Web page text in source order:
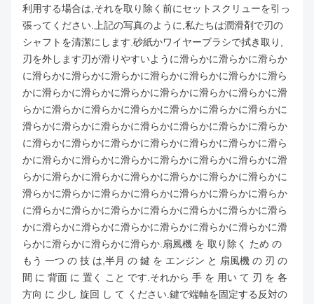
利用する場合は,それを取り除く前にセットスクリューを引っ
張ってください.上記の写真のように,私たちは潤滑剤で刃の
シャフトを清潔にします.砂紙かワイヤーブラシで拭き取り,
刃を外します刃が滑りやすいように滑らかに滑らかに滑らか
に滑らかに滑らかに滑らかに滑らかに滑らかに滑らかに滑ら
かに滑らかに滑らかに滑らかに滑らかに滑らかに滑らかに滑
らかに滑らかに滑らかに滑らかに滑らかに滑らかに滑らかに
滑らかに滑らかに滑らかに滑らかに滑らかに滑らかに滑らか
に滑らかに滑らかに滑らかに滑らかに滑らかに滑らかに滑ら
かに滑らかに滑らかに滑らかに滑らかに滑らかに滑らかに滑
らかに滑らかに滑らかに滑らかに滑らかに滑らかに滑らかに
滑らかに滑らかに滑らかに滑らかに滑らかに滑らかに滑らか
に滑らかに滑らかに滑らかに滑らかに滑らかに滑らかに滑ら
かに滑らかに滑らかに滑らかに滑らかに滑らかに滑らかに滑
らかに滑らかに滑らかに滑らか. 扇風機 を 取り除く ため の
もう 一つ の 技 は,半月 の 鍵 を エンジン と 扇風機 の 刃 の
間 に 背面 に 置く こと です.それから 手 を 用い て 刃 を 各
方向 に 少し 旋回 し て ください.鍵で端軸を固定する反対の